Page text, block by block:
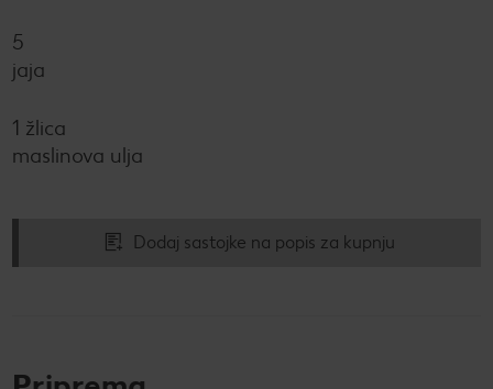
5
jaja
1 žlica
maslinova ulja
Dodaj sastojke na popis za kupnju